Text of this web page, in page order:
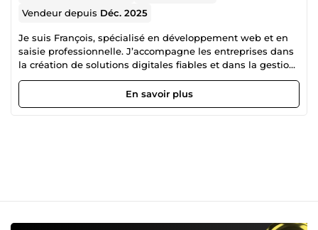
Vendeur depuis Déc. 2025
Je suis François, spécialisé en développement web et en
saisie professionnelle. J’accompagne les entreprises dans
la création de solutions digitales fiables et dans la gestion
précise de leurs données. ✦ Développement Web Création
et intégration de pages web. Mise en place de
fonctionnalités et optimisation de sites. Maintenance,
En savoir plus